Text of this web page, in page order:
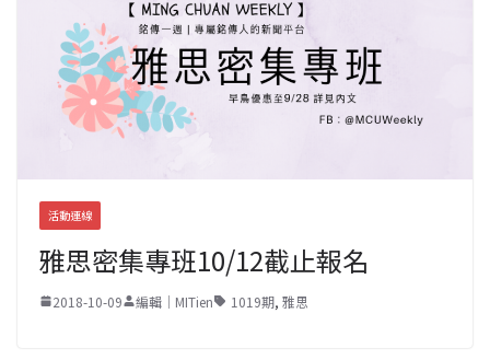
活動連線
雅思密集專班10/12截止報名
2018-10-09 編輯｜MITien 1019期, 雅思